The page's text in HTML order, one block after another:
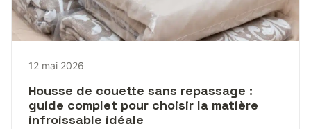
12 mai 2026
Housse de couette sans repassage :
guide complet pour choisir la matière
infroissable idéale